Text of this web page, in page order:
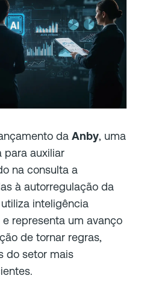
da Anby, uma
para auxiliar
na consulta a
à autorregulação da
inteligência
representa um avanço
de tornar regras,
do setor mais